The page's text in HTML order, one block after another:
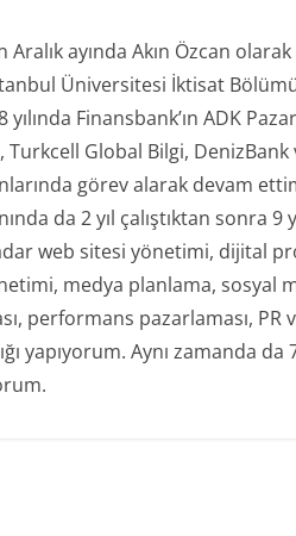
Aralık ayında Akın Özcan
Üniversitesi İktisat
yılında Finansbank’ın ADK
Turkcell Global Bilgi,
görev alarak devam
da 2 yıl çalıştıktan sonra 9
web sitesi yönetimi, dijital
medya planlama, sosyal
performans pazarlaması,
yapıyorum. Aynı zamanda